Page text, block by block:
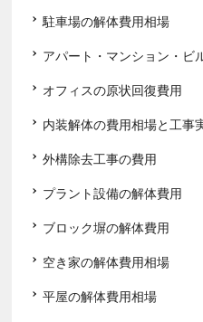
駐車場の解体費用相場
アパート・マンション・ビ
オフィスの原状回復費用
内装解体の費用相場と工事
外構除去工事の費用
プラント設備の解体費用
ブロック塀の解体費用
空き家の解体費用相場
平屋の解体費用相場